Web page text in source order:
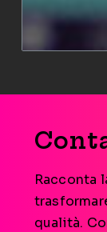
Racconta
qualità.